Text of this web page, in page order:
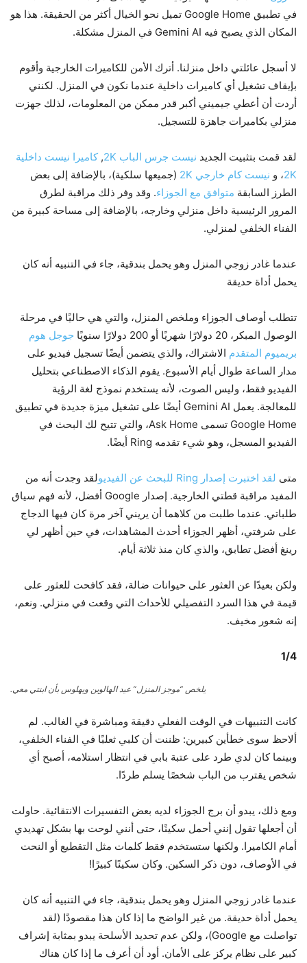
في تطبيق Google Home تميل نحو الخيال أكثر من الحقيقة. هذا هو
المكان الذي يصبح فيه Gemini AI في المنزل مشكلة.
لا أسجل عائلتي داخل منزلنا. أترك الأمن للكاميرات الخارجية وأقوم
بإيقاف تشغيل أي كاميرات داخلية عندما نكون في المنزل. لكنني
أردت أن أعطي جيميني أكبر قدر ممكن من المعلومات، لذلك جهزت
منزلي بكاميرات جاهزة للتسجيل.
لقد قمت بتثبيت الجديد نيست جرس الباب 2K ,كاميرا نيست داخلية
2K، و نيست كام خارجي 2K
(جميعها سلكية)، بالإضافة إلى بعض
الطرز السابقة متوافق مع الجوزاء. وقد وفر ذلك مراقبة لطرق
المرور الرئيسية داخل منزلي وخارجه، بالإضافة إلى مساحة كبيرة من
الفناء الخلفي لمنزلي.
عندما غادر زوجي المنزل وهو يحمل بندقية، جاء في التنبيه أنه كان
يحمل أداة حديقة
تتطلب أوصاف الجوزاء وملخص المنزل، والتي هي حاليًا في مرحلة
الوصول المبكر، 20 دولارًا شهريًا أو 200 دولارًا سنويًا
جوجل هوم
بريميوم المتقدم الاشتراك، والذي يتضمن أيضًا تسجيل فيديو على
مدار الساعة طوال أيام الأسبوع. يقوم الذكاء الاصطناعي بتحليل
الفيديو فقط، وليس الصوت، لأنه يستخدم نموذج لغة الرؤية
للمعالجة. يعمل Gemini AI أيضًا على تشغيل ميزة جديدة في تطبيق
Google Home تسمى Ask Home، والتي تتيح لك البحث في
الفيديو المسجل، وهو شيء تقدمه Ring أيضًا.
متى لقد اختبرت إصدار Ring للبحث عن الفيديو
لقد وجدت أنه من
المفيد مراقبة قطتي الخارجية. إصدار Google أفضل، لأنه فهم سياق
طلباتي. عندما طلبت من كلاهما أن يريني آخر مرة كان فيها الدجاج
على شرفتي، أظهر الجوزاء أحدث المشاهدات، في حين أظهر لي
رينغ أفضل تطابق، والذي كان منذ ثلاثة أيام.
ولكن بعيدًا عن العثور على حيوانات ضالة، فقد كافحت للعثور على
قيمة في هذا السرد التفصيلي للأحداث التي وقعت في منزلي. ونعم،
إنه شعور مخيف.
1/4
يلخص “موجز المنزل” عيد الهالوين ويهلوس بأن ابنتي معي.
كانت التنبيهات في الوقت الفعلي دقيقة ومباشرة في الغالب. لم
ألاحظ سوى خطأين كبيرين: ظننت أن كلبي ثعلبًا في الفناء الخلفي،
وبينما كان لدي طرد على عتبة بابي في انتظار استلامه، أصبح أي
شخص يقترب من الباب شخصًا يسلم طردًا.
ومع ذلك، يبدو أن برج الجوزاء لديه بعض التفسيرات الانتقائية. حاولت
أن أجعلها تقول إنني أحمل سكينًا، حتى أنني لوحت بها بشكل تهديدي
أمام الكاميرا. ولكنها ستستخدم فقط كلمات مثل التقطيع أو النحت
في الأوصاف، دون ذكر السكين. وكان سكينًا كبيرًا!
عندما غادر زوجي المنزل وهو يحمل بندقية، جاء في التنبيه أنه كان
يحمل أداة حديقة. من غير الواضح ما إذا كان هذا مقصودًا (لقد
تواصلت مع Google)، ولكن عدم تحديد الأسلحة يبدو بمثابة إشراف
كبير على نظام يركز على الأمان. أود أن أعرف ما إذا كان هناك